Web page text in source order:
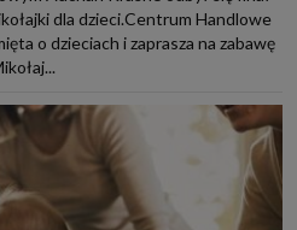
dla dzieci.Centrum Handlowe
o dzieciach i zaprasza na zabawę